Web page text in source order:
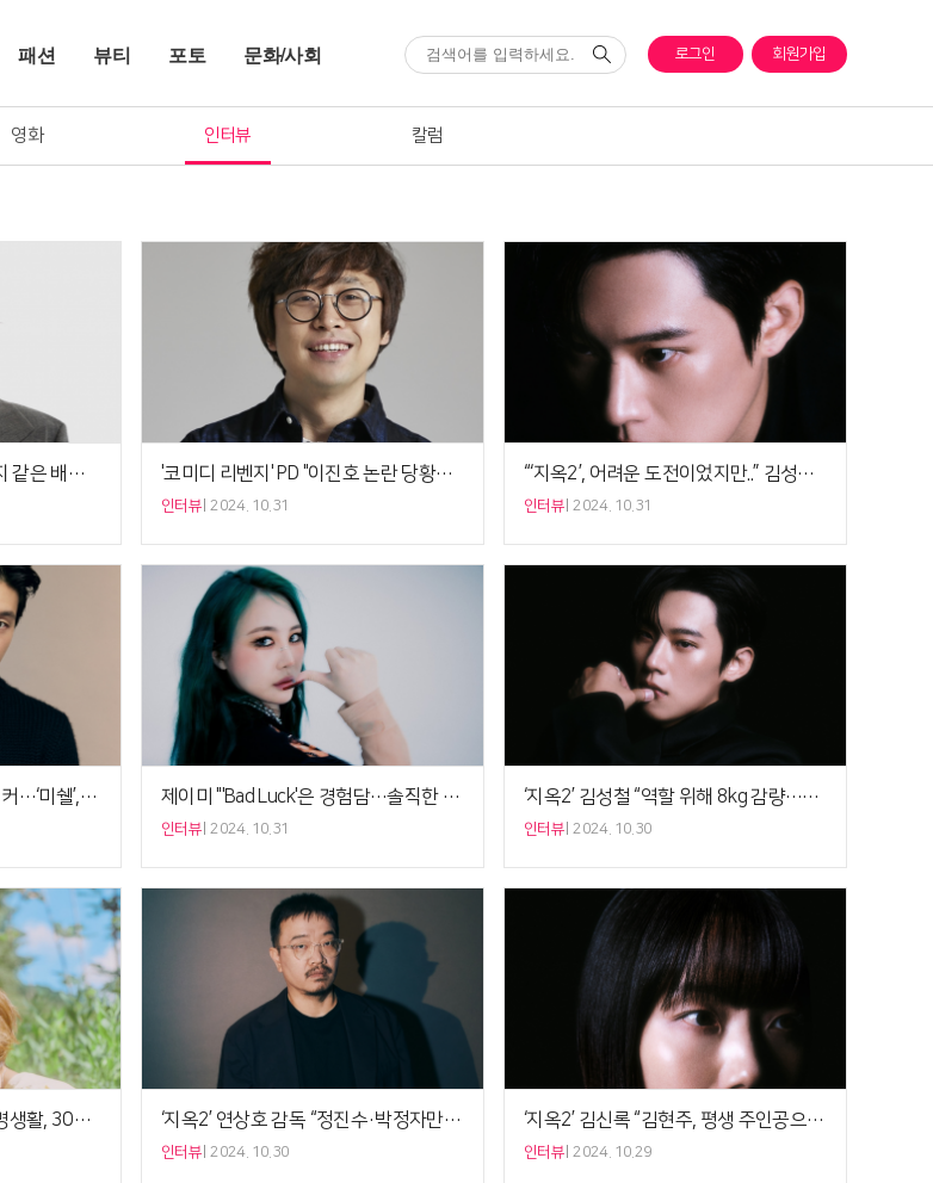
로그인 회원가입
영화 인터뷰 칼럼
패션 뷰티 포토 문화/사회
'강매강' 박세완, 하얀 도화지 같은 배우 [인터뷰] '코미디 리벤지' PD "이진호 논란 당황했지만, 이경규가 중심 잡아줘"[5분 인터뷰]
인터뷰 2024. 10.31
“‘지옥2’, 어려운 도전이었지만..” 김성철의 자신감 [인터뷰]
인터뷰 2024. 10.31
‘청설’ 홍경 “영화 제작 열망 커…‘미쉘’, 유튜브로 소비NO” [비하인드] 제이미 "'Bad Luck'은 경험담…솔직한 마음 담았다"[5분 인터뷰]
인터뷰 2024. 10.31
‘지옥2’ 김성철 “역할 위해 8kg 감량…전라 노출 위해 수분 뺐다” [5분 인터뷰]
인터뷰 2024. 10.30
우타고코로 리에 "30년 무명생활, 30년 더 노래할 수 있기를"[인터뷰] ‘지옥2’ 연상호 감독 “정진수·박정자만 부활? 다른 부활자도 있죠” [인터뷰]
인터뷰 2024. 10.30
‘지옥2’ 김신록 “김현주, 평생 주인공으로 살아온 배우의 미덕 느꼈죠” [5분 인터뷰]
인터뷰 2024. 10.29